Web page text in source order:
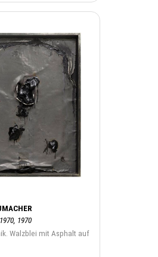
1970
Walzblei mit Asphalt auf